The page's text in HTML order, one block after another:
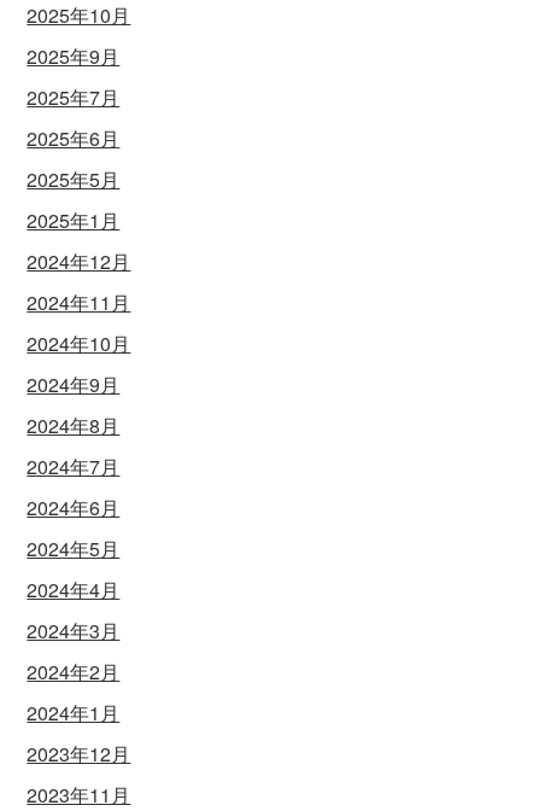
2025年10月
2025年9月
2025年7月
2025年6月
2025年5月
2025年1月
2024年12月
2024年11月
2024年10月
2024年9月
2024年8月
2024年7月
2024年6月
2024年5月
2024年4月
2024年3月
2024年2月
2024年1月
2023年12月
2023年11月